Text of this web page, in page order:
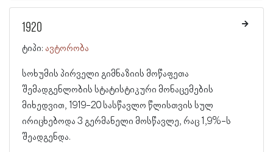
1920
ტიპი: ავტორობა
სოხუმის პირველი გიმნაზიის მოწაფეთა
შემადგენლობის სტატისტიკური მონაცემების
მიხედვით, 1919-20 სასწავლო წლისთვის სულ
ირიცხებოდა 3 გერმანელი მოსწავლე, რაც 1,9%-ს
შეადგენდა.